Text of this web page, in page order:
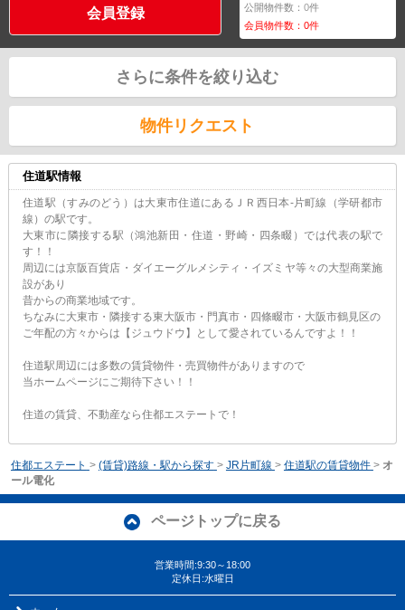
会員登録 公開物件数：0件
会員物件数：0件
さらに条件を絞り込む
物件リクエスト
住道駅情報
住道駅（すみのどう）は大東市住道にあるＪＲ西日本-片町線（学研都市
線）の駅です。
大東市に隣接する駅（鴻池新田・住道・野崎・四条畷）では代表の駅で
す！！
周辺には京阪百貨店・ダイエーグルメシティ・イズミヤ等々の大型商業施
設があり
昔からの商業地域です。
ちなみに大東市・隣接する東大阪市・門真市・四條畷市・大阪市鶴見区の
ご年配の方々からは【ジュウドウ】として愛されているんですよ！！
住道駅周辺には多数の賃貸物件・売買物件がありますので
当ホームページにご期待下さい！！
住道の賃貸、不動産なら住都エステートで！
住都エステート > (賃貸)路線・駅から探す > JR片町線 > 住道駅の賃貸物件 > オ
ール電化
ページトップに戻る
営業時間:9:30～18:00
定休日:水曜日